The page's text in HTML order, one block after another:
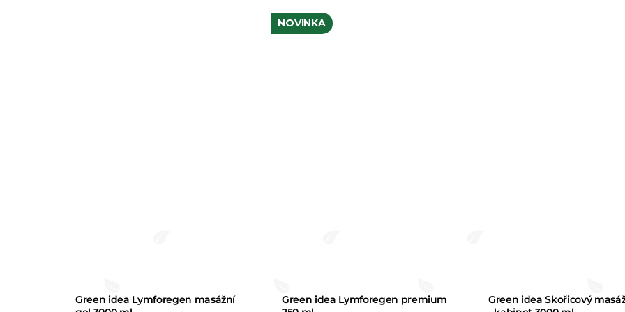
hvězdiček.
Green idea Lymforegen masážní
NOVINKA
Green idea Lymforegen premium
Green idea Skořicový